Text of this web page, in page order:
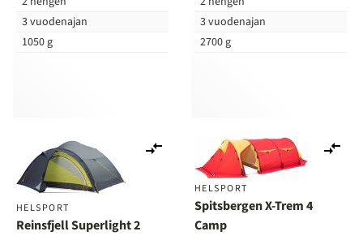
3 vuodenajan
1050 g
3 vuodenajan
2700 g
HELSPORT
Reinsfjell Superlight 2
vertailuun
HELSPORT
Spitsbergen X-Trem 4
Camp